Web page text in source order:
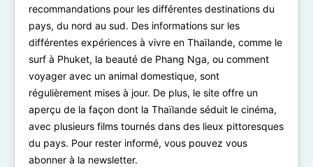
recommandations pour les différentes destinations du
pays, du nord au sud. Des informations sur les
différentes expériences à vivre en Thaïlande, comme le
surf à Phuket, la beauté de Phang Nga, ou comment
voyager avec un animal domestique, sont
régulièrement mises à jour. De plus, le site offre un
aperçu de la façon dont la Thaïlande séduit le cinéma,
avec plusieurs films tournés dans des lieux pittoresques
du pays. Pour rester informé, vous pouvez vous
abonner à la newsletter.